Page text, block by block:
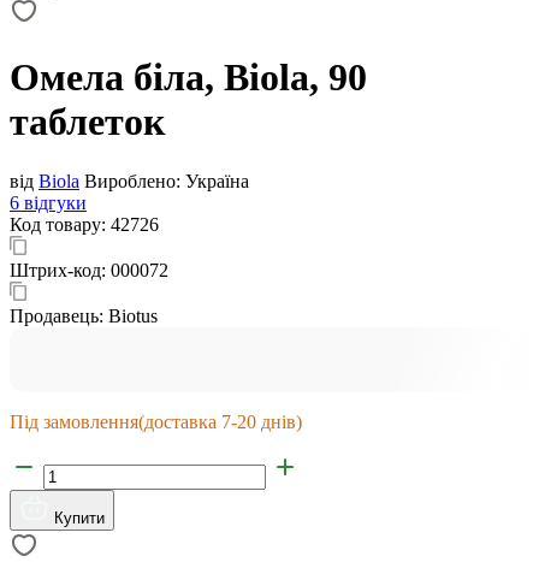
Омела біла, Biola, 90
таблеток
від Biola Вироблено: Україна
6 відгуки
Код товару: 42726
Штрих-код: 000072
Продавець: Biotus
Під замовлення(доставка 7-20 днів)
Купити